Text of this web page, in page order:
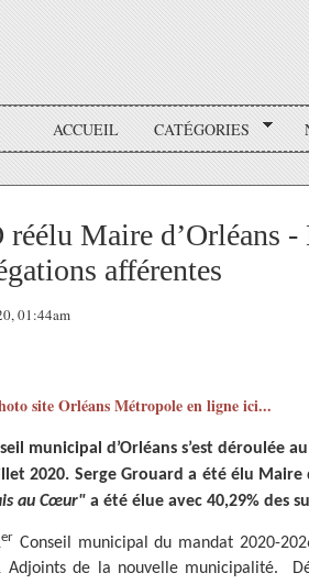
ACCUEIL CATÉGORIES
Maire d’Orléans -
afférentes
01:44am
site Orléans Métropole en ligne ici...
municipal d’Orléans s’est déroulée
2020. Serge Grouard a été élu Maire
au Cœur" a été élue avec 40,29% des
er Conseil municipal du mandat 2020-
Adjoints de la nouvelle municipalité.